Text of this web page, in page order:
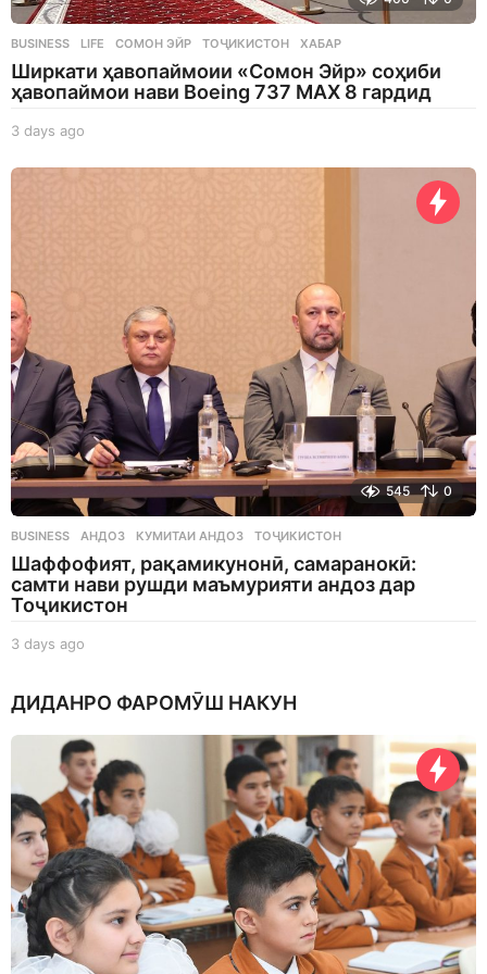
BUSINESS ,LIFE СОМОН ЭЙР ,ТОҶИКИСТОН ,ХАБАР
Ширкати ҳавопаймоии «Сомон Эйр» соҳиби
ҳавопаймои нави Boeing 737 MAX 8 гардид
3 days ago
a
545 0
BUSINESS АНДОЗ ,КУМИТАИ АНДОЗ ,ТОҶИКИСТОН
Шаффофият, рақамикунонӣ, самаранокӣ:
самти нави рушди маъмурияти андоз дар
Тоҷикистон
3 days ago
y
a
g
o
ДИДАНРО ФАРОМӮШ НАКУН